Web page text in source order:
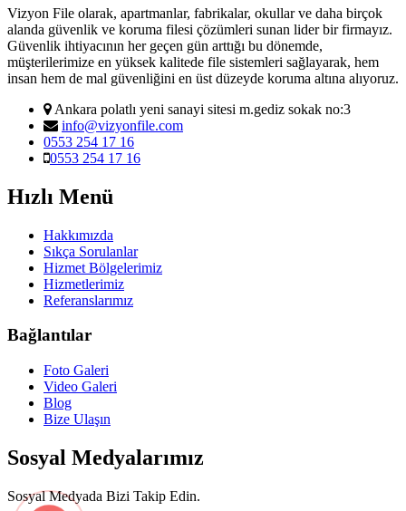
Vizyon File olarak, apartmanlar, fabrikalar, okullar ve daha birçok
alanda güvenlik ve koruma filesi çözümleri sunan lider bir firmayız.
Güvenlik ihtiyacının her geçen gün arttığı bu dönemde,
müşterilerimize en yüksek kalitede file sistemleri sağlayarak, hem
insan hem de mal güvenliğini en üst düzeyde koruma altına alıyoruz.
Ankara polatlı yeni sanayi sitesi m.gediz sokak no:3
info@vizyonfile.com
0553 254 17 16
0553 254 17 16
Hızlı Menü
Hakkımızda
Sıkça Sorulanlar
Hizmet Bölgelerimiz
Hizmetlerimiz
Referanslarımız
Bağlantılar
Foto Galeri
Video Galeri
Blog
Bize Ulaşın
Sosyal Medyalarımız
Sosyal Medyada Bizi Takip Edin.